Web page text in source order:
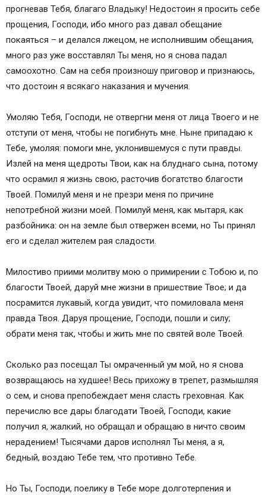
прогневав Тебя, благаго Владыку! Недостоин я просить себе
прощения, Господи, ибо много раз давал обещание
покаяться – и делался лжецом, не исполнившим обещания,
много раз уже восставлял Ты меня, но я снова падал
самоохотно. Сам на себя произношу приговор и признаюсь,
что достоин я всякаго наказания и мучения.
Умоляю Тебя, Господи, не отвергни меня от лица Твоего и не
отступи от меня, чтобы не погибнуть мне. Ныне припадаю к
Тебе, умоляя: помоги мне, уклонившемуся с пути правды.
Излей на меня щедроты Твои, как на блуднаго сына, потому
что осрамил я жизнь свою, расточив богатство благости
Твоей. Помилуй меня и не презри меня по причине
непотребной жизни моей. Помилуй меня, как мытаря, как
разбойника: он на земле был отвержен всеми, но Ты принял
его и сделал жителем рая сладости.
Милостиво приими молитву мою о примирении с Тобою и, по
благости Твоей, даруй мне жизни в пришествие Твое; и да
посрамится лукавый, когда увидит, что помиловала меня
правда Твоя. Даруя прощение, Господи, пошли и силу;
обрати меня так, чтобы и жить мне по святей воле Твоей.
Сколько раз посещал Ты омраченный ум мой, но я снова
возвращаюсь на худшее! Весь прихожу в трепет, размышляя
о сем, и снова препобеждает меня сласть греховная. Как
перечислю все дары благодати Твоей, Господи, какие
получил я, жалкий, но обращал и обращаю в ничто своим
нерадением! Тысячами даров исполнял Ты меня, а я,
бедный, воздаю Тебе тем, что противно Тебе.
Но Ты, Господи, поелику в Тебе море долготерпения и